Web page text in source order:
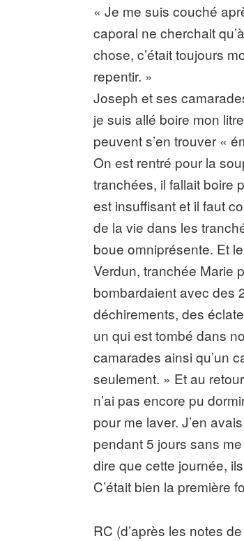
« Je me suis couché
caporal ne cherchait
chose, c’était toujours
repentir. »
Joseph et ses
je suis allé boire mon
peuvent s’en trouver «
On est rentré pour la
tranchées, il fallait boire
est insuffisant et il faut
de la vie dans les
boue omniprésente. Et
Verdun, tranchée Marie
bombardaient avec des
déchirements, des
un qui est tombé dans
camarades ainsi qu’un
seulement. » Et au
n’ai pas encore pu
pour me laver. J’en
pendant 5 jours sans
dire que cette journée,
C’était bien la première
RC (d’après les notes